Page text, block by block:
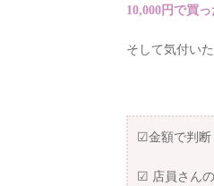
10,000円で買
そして気付い
☑︎金額で判断
☑︎ 店員さん